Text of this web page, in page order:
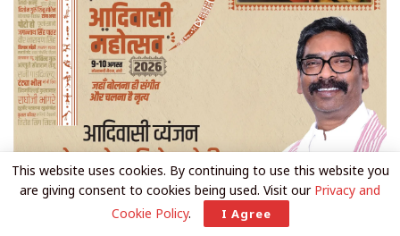
This website uses cookies. By continuing to use this website you
are giving consent to cookies being used. Visit our Privacy and
Cookie Policy. I Agree